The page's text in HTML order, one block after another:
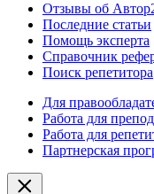
Отзывы об
Последние статьи
Помощь эксперта
Справочник
Поиск репетитора
Для
Работа для
Работа для
Партнерская